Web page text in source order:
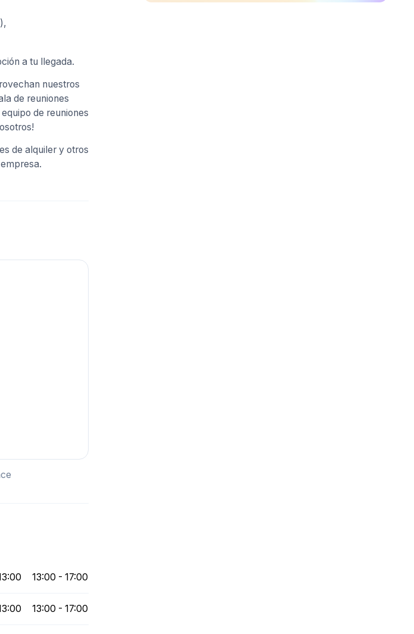
a tu llegada.
nuestros
de reuniones
de reuniones
de alquiler y otros
13:00 - 17:00
13:00 - 17:00